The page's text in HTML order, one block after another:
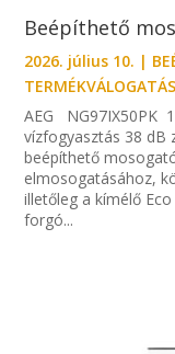
Beépíthető
2026. július 10. |
TERMÉKVÁLOGATÁS
AEG NG97IX50PK
vízfogyasztás 38 dB
beépíthető
elmosogatásához,
illetőleg a kímélő
forgó...